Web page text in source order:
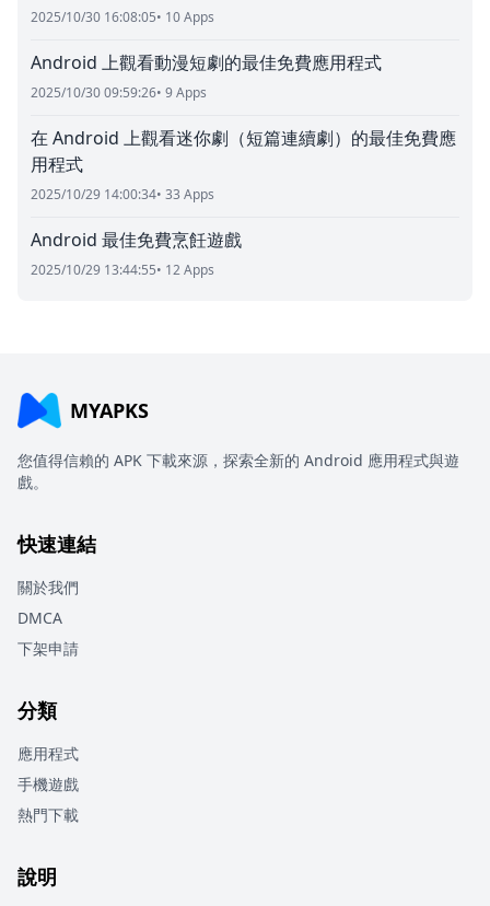
2025/10/30 16:08:05• 10 Apps
Android 上觀看動漫短劇的最佳免費應用程式
2025/10/30 09:59:26• 9 Apps
在 Android 上觀看迷你劇（短篇連續劇）的最佳免費應
用程式
2025/10/29 14:00:34• 33 Apps
Android 最佳免費烹飪遊戲
2025/10/29 13:44:55• 12 Apps
MYAPKS
您值得信賴的 APK 下載來源，探索全新的 Android 應用程式與遊
戲。
快速連結
關於我們
DMCA
下架申請
分類
應用程式
手機遊戲
熱門下載
說明